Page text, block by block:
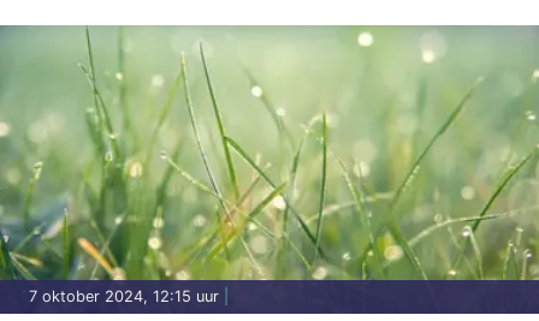
7 oktober 2024, 12:15 uur